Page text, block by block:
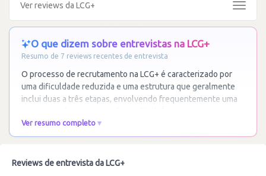
Ver reviews da LCG+
Toggle
O que dizem sobre entrevistas na LCG+
Resumo de 7 reviews recentes de entrevista
O processo de recrutamento na LCG+ é caracterizado por
uma dificuldade reduzida e uma estrutura que geralmente
inclui duas a três etapas, envolvendo frequentemente uma
Ver resumo completo
Reviews de entrevista da LCG+